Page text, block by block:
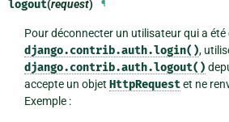
logout(request) ¶
Pour déconnecter un utilisateur qui a
django.contrib.auth.login(),
django.contrib.auth.logout()
accepte un objet HttpRequestet ne
Exemple :